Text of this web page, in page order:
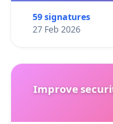
59 signatures
27 Feb 2026
Improve